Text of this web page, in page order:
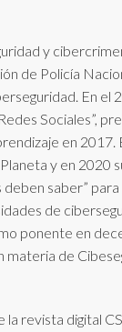
y
de Policía
En el
Sociales”,
en 2017.
y en 2020
deben saber”
de
ponente en
materia de
la revista digital